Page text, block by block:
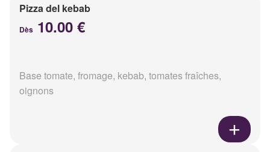
Pizza del kebab
Dès 10.00 €
Base tomate, fromage, kebab, tomates fraîches,
oignons